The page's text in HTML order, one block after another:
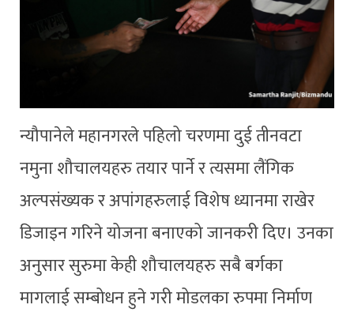
न्यौपानेले महानगरले पहिलो चरणमा दुई तीनवटा
नमुना शौचालयहरु तयार पार्ने र त्यसमा लैंगिक
अल्पसंख्यक र अपांगहरुलाई विशेष ध्यानमा राखेर
डिजाइन गरिने योजना बनाएको जानकरी दिए। उनका
अनुसार सुरुमा केही शौचालयहरु सबै बर्गका
मागलाई सम्बोधन हुने गरी मोडलका रुपमा निर्माण